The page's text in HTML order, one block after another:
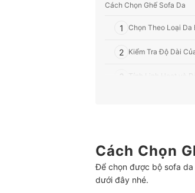
Cách Chọn Ghế Sofa Da
1 Chọn Theo Loại Da
2 Kiểm Tra Độ Dài
3 Tính Linh Hoạt và
Cách Chọn
Để chọn được bộ sofa
dưới đây nhé.